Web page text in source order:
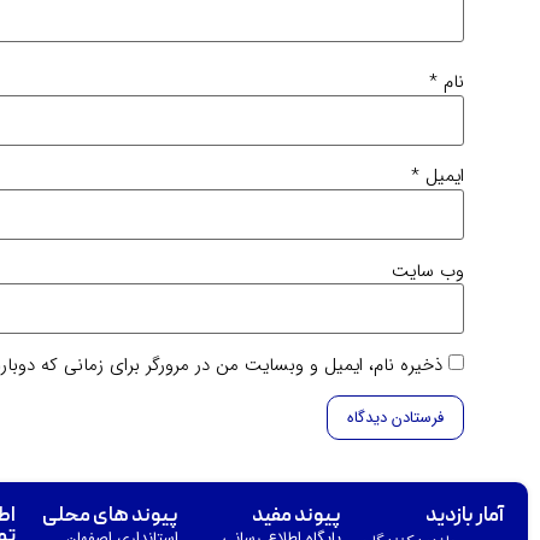
نام *
ایمیل *
وب‌ سایت
ذخیره نام، ایمیل و وبسایت من در مرورگر برای زمانی که
آمار بازدید پیوند مفید پیوند های محلی